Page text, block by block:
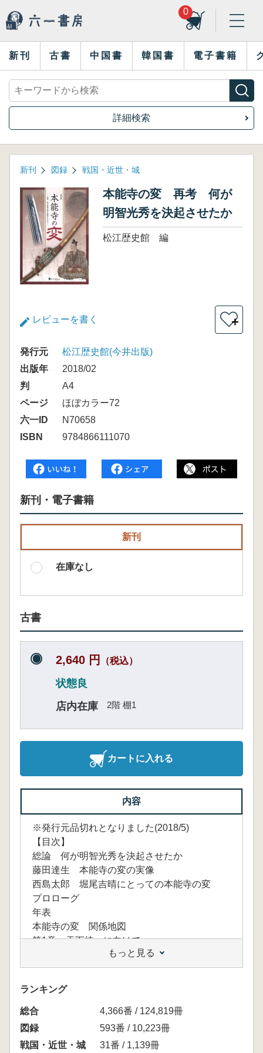
0
新刊 古書 中国書 韓国書 電子書籍
詳細検索
新刊 図録 戦国・近世・城
本能寺の変 再考 何が
明智光秀を決起させたか
松江歴史館 編
レビューを書く ＋
発行元
松江歴史館(今井出版)
出版年
2018/02
判
A4
ページ
ほぼカラー72
六一ID
N70658
ISBN
9784866111070
新刊・電子書籍
新刊
在庫なし
古書
2,640 円 （税込）
状態良
店内在庫
2階 棚1
カートに入れる
内容
※発行元品切れとなりました(2018/5)
【目次】
総論 何が明智光秀を決起させたか
藤田達生 本能寺の変の実像
西島太郎 堀尾吉晴にとっての本能寺の変
プロローグ
年表
本能寺の変 関係地図
第1章 天下統一に向けて
2 明智光秀
3 足利義昭
4 南蛮文化
第2章 中国戦線の拮抗と四国政策の変更
1 上月城の戦い
2 播磨三木城兵糧攻め
もっと見る
ランキング
総合
4,366番 / 124,819冊
図録
593番 / 10,223冊
戦国・近世・城
31番 / 1,139冊